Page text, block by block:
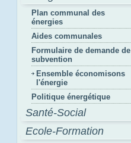
Plan communal des
énergies
Aides communales
Formulaire de demande de
subvention
Ensemble économisons
l'énergie
Politique énergétique
Santé-Social
Ecole-Formation